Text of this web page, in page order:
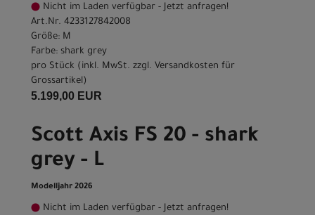
Nicht im Laden verfügbar - Jetzt anfragen!
Art.Nr. 4233127842008
Größe: M
Farbe: shark grey
pro Stück (inkl. MwSt. zzgl. Versandkosten für
Grossartikel)
5.199,00 EUR
Scott Axis FS 20 - shark
grey - L
Modelljahr 2026
Nicht im Laden verfügbar - Jetzt anfragen!